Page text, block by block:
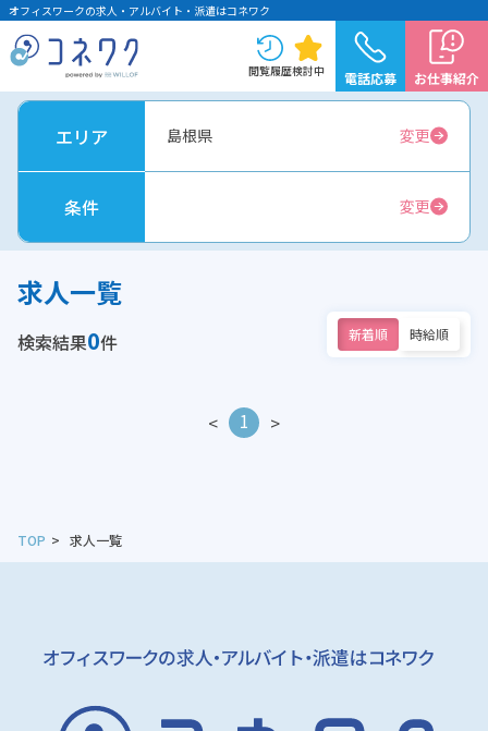
オフィスワークの求人・アルバイト・派遣はコネワク
閲覧履歴検討中 電話応募 お仕事紹介
エリア 島根県 変更
条件 変更
求人一覧
検索結果0件 新着順 時給順
< 1 >
TOP 求人一覧